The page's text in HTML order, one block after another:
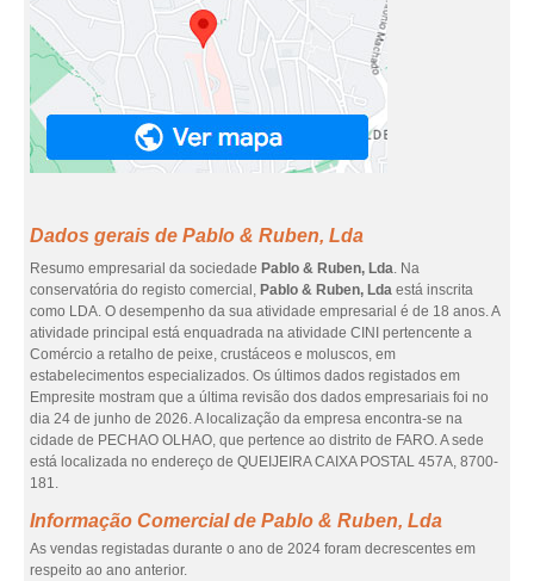
Dados gerais de Pablo & Ruben, Lda
Resumo empresarial da sociedade Pablo & Ruben, Lda. Na
conservatória do registo comercial, Pablo & Ruben, Lda está inscrita
como LDA. O desempenho da sua atividade empresarial é de 18 anos. A
atividade principal está enquadrada na atividade CINI pertencente a
Comércio a retalho de peixe, crustáceos e moluscos, em
estabelecimentos especializados. Os últimos dados registados em
Empresite mostram que a última revisão dos dados empresariais foi no
dia 24 de junho de 2026. A localização da empresa encontra-se na
cidade de PECHAO OLHAO, que pertence ao distrito de FARO. A sede
está localizada no endereço de QUEIJEIRA CAIXA POSTAL 457A, 8700-
181.
Informação Comercial de Pablo & Ruben, Lda
As vendas registadas durante o ano de 2024 foram decrescentes em
respeito ao ano anterior.